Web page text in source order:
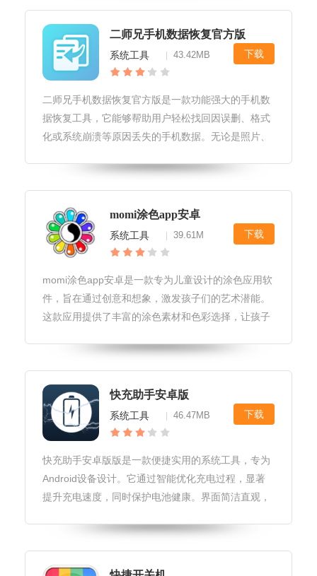
有常用汉字及其释义，满足了用
二师兄手机数据恢复官方版
系统工具 43.42MB 下载
二师兄手机数据恢复官方版是一款功能强大的手机数
据恢复工具，它能够帮助用户轻松找回因误删、格式
化或系统崩溃等原因丢失的手机数据。无论是照片、
件得到有效的恢复。二师兄手机数据恢复官方版软件
亮点1.高效恢复：软件采用先进
momi涂色app安卓
系统工具 39.61M 下载
momi涂色app安卓是一款专为儿童设计的涂色应用软
件，旨在通过创意和想象，激发孩子们的艺术潜能。
这款应用提供了丰富的涂色素材和色彩选择，让孩子
专注力和审美能力。momi涂色app安卓软件特色1.丰
富的涂色素材：应
快充助手安卓版
系统工具 46.47MB 下载
快充助手安卓版版是一款便捷实用的系统工具，专为
Android设备设计。它通过智能优化充电过程，显著
提升充电速度，同时保护电池健康。界面简洁直观，
手安卓版版软件玩法1.监控充电状态：用户可以通过
快充助手实时查看手机的